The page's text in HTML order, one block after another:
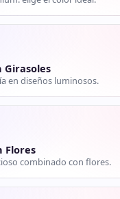
Girasoles
en diseños luminosos.
Flores
combinado con flores.